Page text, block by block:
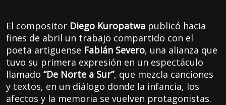
El compositor Diego Kuropatwa publicó hacia
fines de abril un trabajo compartido con el
poeta artiguense Fabián Severo, una alianza que
tuvo su primera expresión en un espectáculo
llamado“De Norte a Sur”, que mezcla canciones
y textos, en un diálogo donde la infancia, los
afectos y la memoria se vuelven protagonistas.